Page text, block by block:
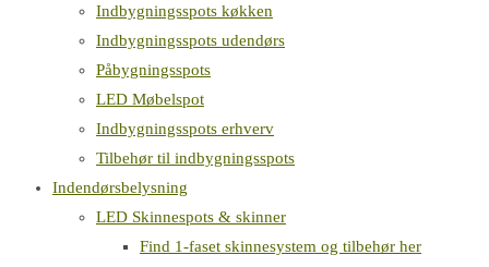
Indbygningsspots køkken
Indbygningsspots udendørs
Påbygningsspots
LED Møbelspot
Indbygningsspots erhverv
Tilbehør til indbygningsspots
Indendørsbelysning
LED Skinnespots & skinner
Find 1-faset skinnesystem og tilbehør her